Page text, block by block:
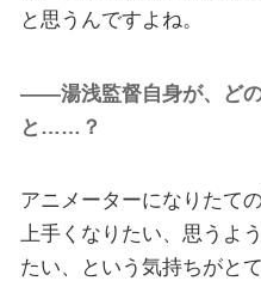
と思うんですよね。
――湯浅監督自身が、ど
と……？
アニメーターになりたて
上手くなりたい、思うよ
たい、という気持ちがと